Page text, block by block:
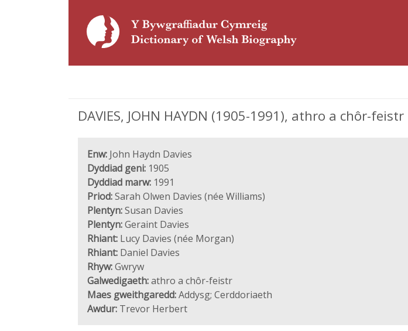
DAVIES, JOHN HAYDN (1905-1991), athro a chôr-feistr
Enw: John Haydn Davies
Dyddiad geni: 1905
Dyddiad marw: 1991
Priod:Sarah Olwen Davies (née Williams)
Plentyn:Susan Davies
Plentyn:Geraint Davies
Rhiant: Lucy Davies (née Morgan)
Rhiant: Daniel Davies
Rhyw:Gwryw
Galwedigaeth:athro a chôr-feistr
Maes gweithgaredd:Addysg; Cerddoriaeth
Awdur: Trevor Herbert